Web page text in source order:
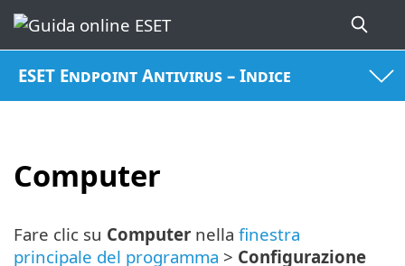
ESET Endpoint Antivirus – Indice
Computer
Fare clic su Computer nella finestra
principale del programma > Configurazione